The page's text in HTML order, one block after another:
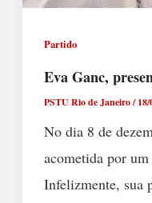
Partido
Eva Ganc,
PSTU Rio de Janeiro/
No dia 8 de
acometida por
Infelizmente, sua